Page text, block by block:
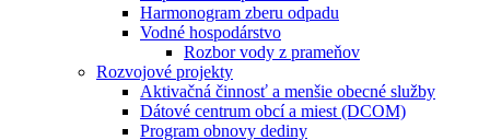
Harmonogram zberu odpadu
Vodné hospodárstvo
Rozbor vody z prameňov
Rozvojové projekty
Aktivačná činnosť a menšie obecné služby
Dátové centrum obcí a miest (DCOM)
Program obnovy dediny